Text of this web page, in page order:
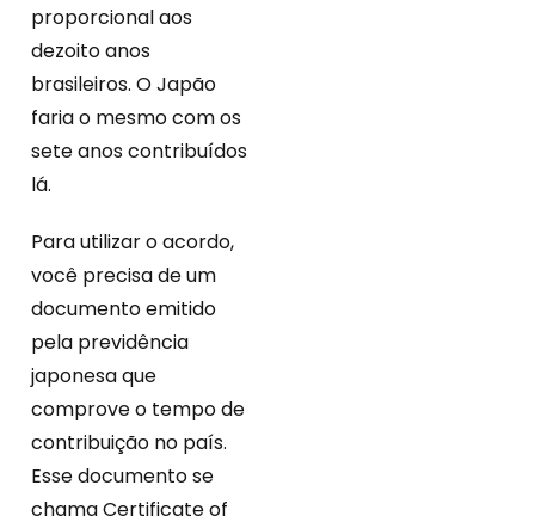
proporcional aos
dezoito anos
brasileiros. O Japão
faria o mesmo com os
sete anos contribuídos
lá.
Para utilizar o acordo,
você precisa de um
documento emitido
pela previdência
japonesa que
comprove o tempo de
contribuição no país.
Esse documento se
chama Certificate of